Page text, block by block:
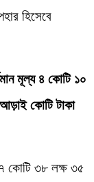
হিসেবে
মূল্য ৪ কোটি ১০
কোটি টাকা
কোটি ৩৮ লক্ষ ৩৫